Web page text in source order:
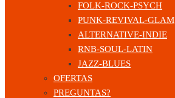
FOLK-ROCK-PSYCH
PUNK-REVIVAL-GLAM
ALTERNATIVE-INDIE
RNB-SOUL-LATIN
JAZZ-BLUES
OFERTAS
PREGUNTAS?